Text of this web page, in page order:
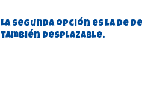
La segunda opción es la de
también desplazable.